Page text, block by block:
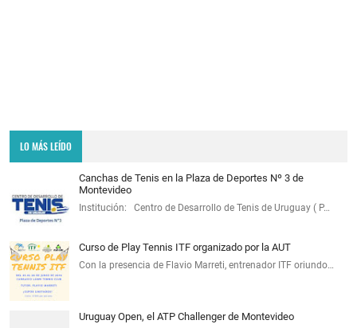
LO MÁS LEÍDO
Canchas de Tenis en la Plaza de Deportes Nº 3 de
Montevideo
Institución: Centro de Desarrollo de Tenis de Uruguay ( P…
Curso de Play Tennis ITF organizado por la AUT
Con la presencia de Flavio Marreti, entrenador ITF oriundo…
Uruguay Open, el ATP Challenger de Montevideo